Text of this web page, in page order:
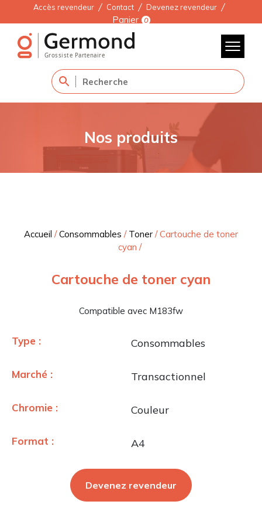
Accès revendeur Contact Devenez revendeur
Panier 0
Nos produits
Accueil /Consommables / Toner /Cartouche de toner
cyan /
Cartouche de toner cyan
Compatible avec M183fw
Type : Consommables
Marché : Transactionnel
Chromie : Couleur
Format : A4
Devenez revendeur